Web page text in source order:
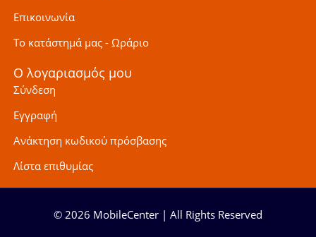
Επικοινωνία
Το κατάστημά μας - Ωράριο
Ο λογαριασμός μου
Σύνδεση
Εγγραφή
Ανάκτηση κωδικού πρόσβασης
Λίστα επιθυμίας
© 2026 MobileCenter | All Rights Reserved